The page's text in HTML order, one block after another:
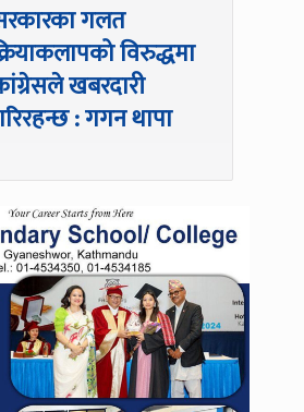
गलत
विरुद्धमा
खबरदारी
: गगन थापा